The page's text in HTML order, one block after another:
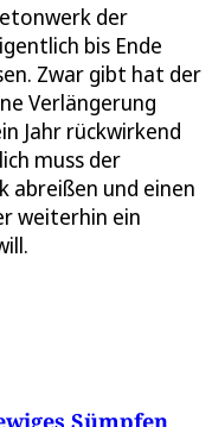
der
bis Ende
Zwar gibt hat der
Verlängerung
Jahr rückwirkend
muss der
abreißen und einen
weiterhin ein
Sümpfen